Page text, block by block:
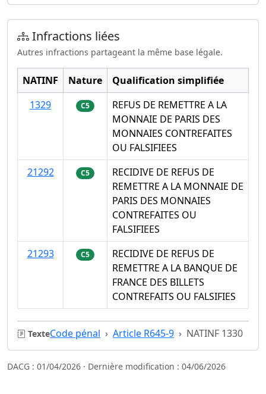
Infractions liées
Autres infractions partageant la même base légale.
NATINF Nature
Qualification simplifiée
1329
C5
REFUS DE REMETTRE A LA
MONNAIE DE PARIS DES
MONNAIES CONTREFAITES
OU FALSIFIEES
21292
C5
RECIDIVE DE REFUS DE
REMETTRE A LA MONNAIE DE
PARIS DES MONNAIES
CONTREFAITES OU
FALSIFIEES
21293
C5
RECIDIVE DE REFUS DE
REMETTRE A LA BANQUE DE
FRANCE DES BILLETS
CONTREFAITS OU FALSIFIES
TexteCode pénal Article R645-9 NATINF 1330
DACG : 01/04/2026 · Dernière modification : 04/06/2026